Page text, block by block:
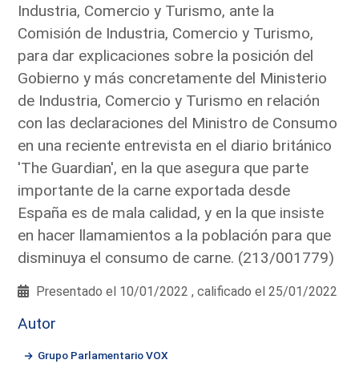
Industria, Comercio y Turismo, ante la
Comisión de Industria, Comercio y Turismo,
para dar explicaciones sobre la posición del
Gobierno y más concretamente del Ministerio
de Industria, Comercio y Turismo en relación
con las declaraciones del Ministro de Consumo
en una reciente entrevista en el diario británico
'The Guardian', en la que asegura que parte
importante de la carne exportada desde
España es de mala calidad, y en la que insiste
en hacer llamamientos a la población para que
disminuya el consumo de carne. (213/001779)
Presentado el 10/01/2022 , calificado el 25/01/2022
Autor
Grupo Parlamentario VOX